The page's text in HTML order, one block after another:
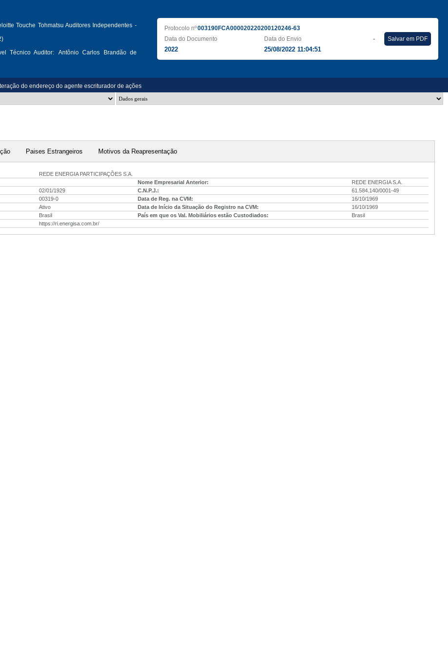
Touche Tohmatsu Auditores Independentes -
Técnico Auditor:
Antônio Carlos Brandão de
Protocolo nº003190FCA000020220200120246-63
Data do Documento
2022
Data do Envio
25/08/2022 11:04:51
- Salvar em PDF
do endereço do agente escriturador de ações